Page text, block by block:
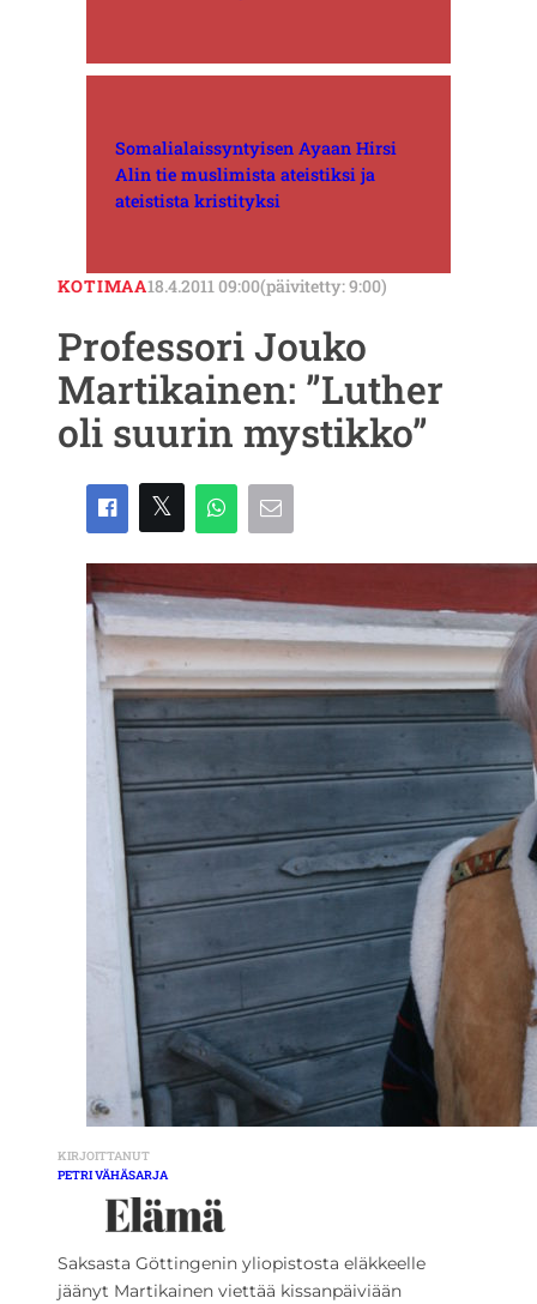
Somalialaissyntyisen Ayaan Hirsi
Alin tie muslimista ateistiksi ja
ateistista kristityksi
KOTIMAA18.4.2011 09:00(päivitetty: 9:00)
Professori Jouko
Martikainen: ”Luther
oli suurin mystikko”
KIRJOITTANUT
PETRI VÄHÄSARJA
Saksasta Göttingenin yliopistosta eläkkeelle
jäänyt Martikainen viettää kissanpäiviään